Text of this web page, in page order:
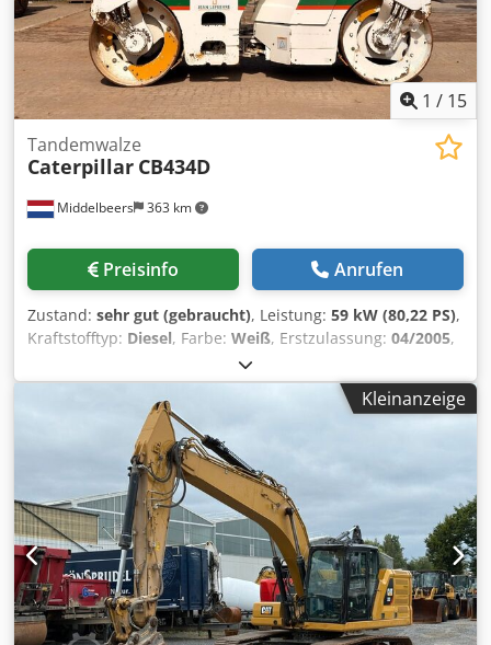
1 / 15
Middelbeers 363 km
Tandemwalze
Caterpillar CB434D
Preisinfo Anrufen
Zustand: sehr gut (gebraucht), Leistung: 59 kW (80,22 PS),
Kraftstofftyp: Diesel, Farbe: Weiß, Erstzulassung: 04/2005,
, Betriebsstunden:
Informationen Modelljahr: 2005 Seriennummer:
CATCB434LCNH00390 Technische Informationen
Zylinderzahl: 4 Motorhubraum: 4.400 cc Dedpfxsyzz E Rs
Ac Eock Antrieb: Rad Leergewicht: 7.500 kg Funktionell
Arbeitsbreite: 150 cm Zustand Technischer Zustand: sehr
gut Optischer Zustand: sehr gut Schäden: keines
Finanzielle Informationen Preis: Auf Anfrage Weitere
Informationen Wenden Sie sich an Ernst van Hek, um
weitere Informationen zu erhalten.
Kleinanzeige